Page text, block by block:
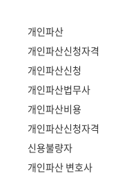
개인파산
개인파산신청자격
개인파산신청
개인파산법무사
개인파산비용
개인파산신청자격
신용불량자
개인파산 변호사